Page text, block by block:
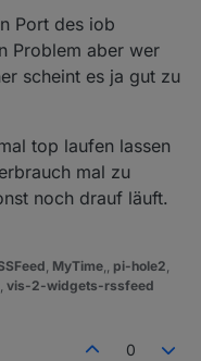
Port des iob
Problem aber wer
scheint es ja gut zu
top laufen lassen
mal zu
noch drauf läuft.
, MyTime,, pi-hole2,
, vis-2-widgets-rssfeed
0